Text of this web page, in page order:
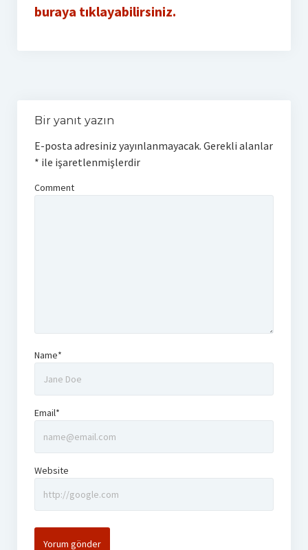
buraya tıklayabilirsiniz.
Bir yanıt yazın
E-posta adresiniz yayınlanmayacak. Gerekli alanlar
* ile işaretlenmişlerdir
Comment
Name*
Email*
Website